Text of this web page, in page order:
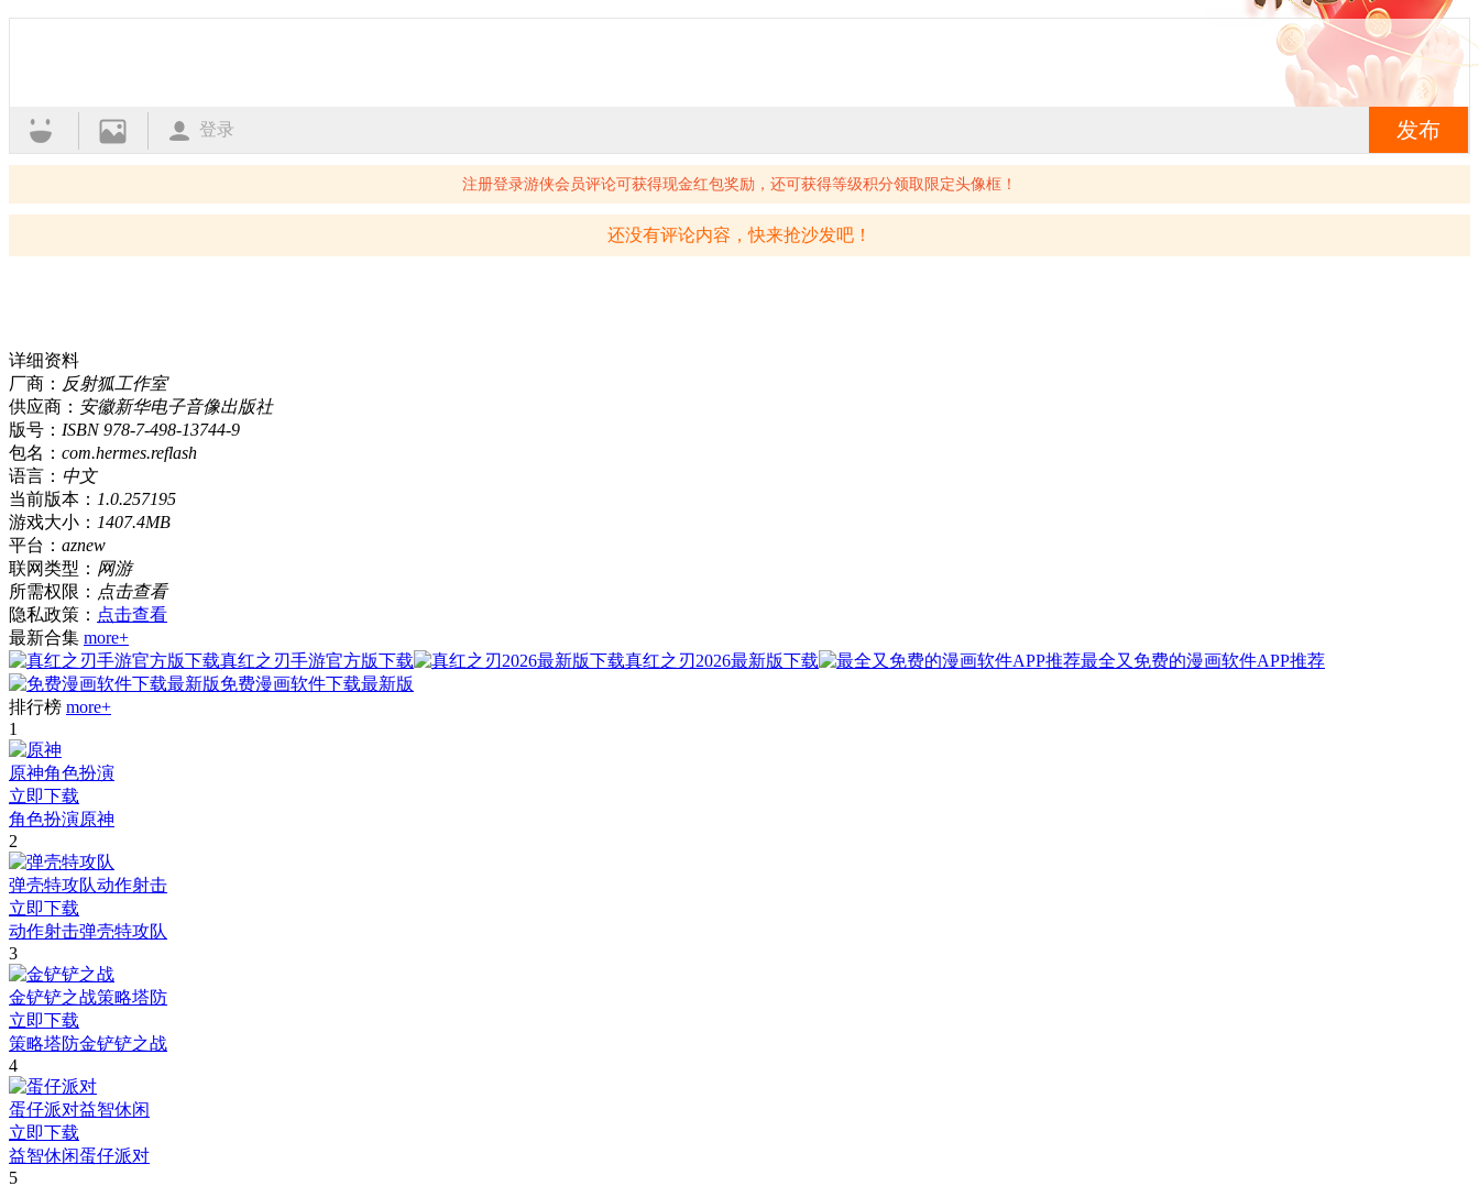
登录 发布
注册登录游侠会员评论可获得现金红包奖励，还可获得等级积分领取限定头像框！
还没有评论内容，快来抢沙发吧！
详细资料
厂商： 反射狐工作室
供应商： 安徽新华电子音像出版社
版号： ISBN 978-7-498-13744-9
包名： com.hermes.reflash
语言： 中文
当前版本： 1.0.257195
游戏大小： 1407.4MB
平台： aznew
联网类型： 网游
所需权限： 点击查看
隐私政策： 点击查看
最新合集 more+
真红之刃手游官方版下载
真红之刃2026最新版下载
最全又免费的漫画软件APP推荐
免费漫画软件下载最新版
排行榜 more+
1
原神角色扮演
立即下载
角色扮演原神
2
弹壳特攻队动作射击
立即下载
动作射击弹壳特攻队
3
金铲铲之战策略塔防
立即下载
策略塔防金铲铲之战
4
蛋仔派对益智休闲
立即下载
益智休闲蛋仔派对
5